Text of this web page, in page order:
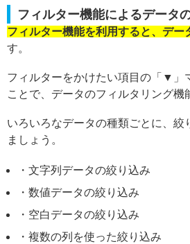
フィルター機能によるデータ
フィルター機能を利用すると、デー
す。
フィルターをかけたい項目の「▼」
ことで、データのフィルタリング機
いろいろなデータの種類ごとに、絞
ましょう。
・文字列データの絞り込み
・数値データの絞り込み
・空白データの絞り込み
・複数の列を使った絞り込み